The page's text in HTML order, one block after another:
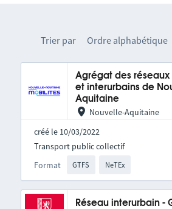
Trier par Ordre alphabétique
Agrégat des réseaux
et interurbains de
Aquitaine
Nouvelle-Aquitaine
créé le 10/03/2022
Format GTFS NeTEx
Transport public collectif
Réseau interurbain -